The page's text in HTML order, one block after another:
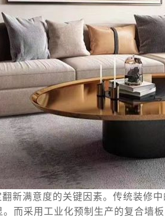
新满意度的关键因素。传统装修
而采用工业化预制生产的复合墙